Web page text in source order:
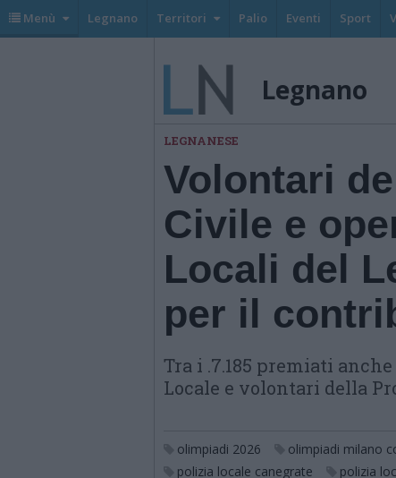
Menù Legnano Territori Palio Eventi Sport
Legnano
LEGNANESE
Volontari
Civile e
Locali del
per il
Tra i .7.185 premiati
Locale e volontari della
olimpiadi 2026
olimpiadi milano
polizia locale canegrate
polizia